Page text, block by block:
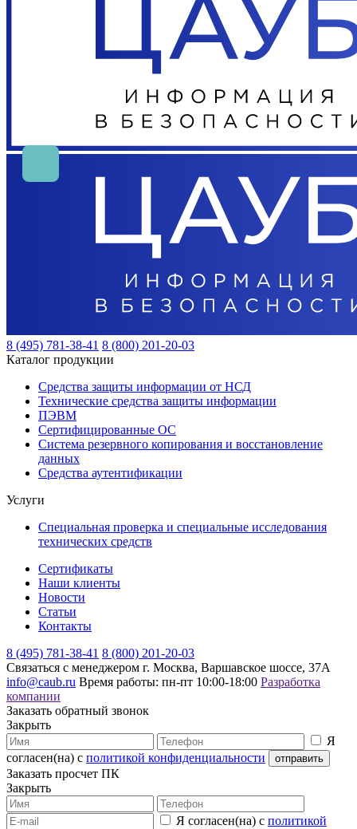
8 (495) 781-38-41 8 (800) 201-20-03
Каталог продукции
Средства защиты информации от НСД
Технические средства защиты информации
ПЭВМ
Сертифицированные ОС
Система резервного копирования и восстановление
данных
Средства аутентификации
Услуги
Специальная проверка и специальные исследования
технических средств
Сертификаты
Наши клиенты
Новости
Статьи
Контакты
8 (495) 781-38-41 8 (800) 201-20-03
Связаться с менеджером г. Москва, Варшавское шоссе, 37А
info@caub.ru Время работы: пн-пт 10:00-18:00 Разработка
компании
Заказать обратный звонок
Закрыть
Я
согласен(на) с политикой конфиденциальности
Заказать просчет ПК
Закрыть
Я согласен(на) с политикой